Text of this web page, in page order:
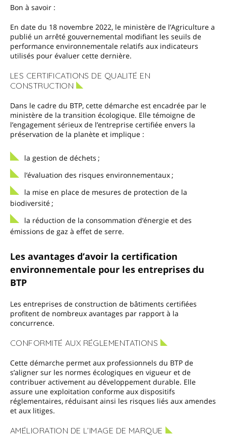
Bon à savoir :
En date du 18 novembre 2022, le ministère de l’Agriculture a
publié un arrêté gouvernemental modifiant les seuils de
performance environnementale relatifs aux indicateurs
utilisés pour évaluer cette dernière.
LES CERTIFICATIONS DE QUALITÉ EN
CONSTRUCTION
Dans le cadre du BTP, cette démarche est encadrée par le
ministère de la transition écologique. Elle témoigne de
l’engagement sérieux de l’entreprise certifiée envers la
préservation de la planète et implique :
la gestion de déchets ;
l’évaluation des risques environnementaux ;
la mise en place de mesures de protection de la
biodiversité ;
la réduction de la consommation d’énergie et des
émissions de gaz à effet de serre.
Les avantages d’avoir la certification
environnementale pour les entreprises du
BTP
Les entreprises de construction de bâtiments certifiées
profitent de nombreux avantages par rapport à la
concurrence.
CONFORMITÉ AUX RÉGLEMENTATIONS
Cette démarche permet aux professionnels du BTP de
s’aligner sur les normes écologiques en vigueur et de
contribuer activement au développement durable. Elle
assure une exploitation conforme aux dispositifs
réglementaires, réduisant ainsi les risques liés aux amendes
et aux litiges.
AMÉLIORATION DE L’IMAGE DE MARQUE